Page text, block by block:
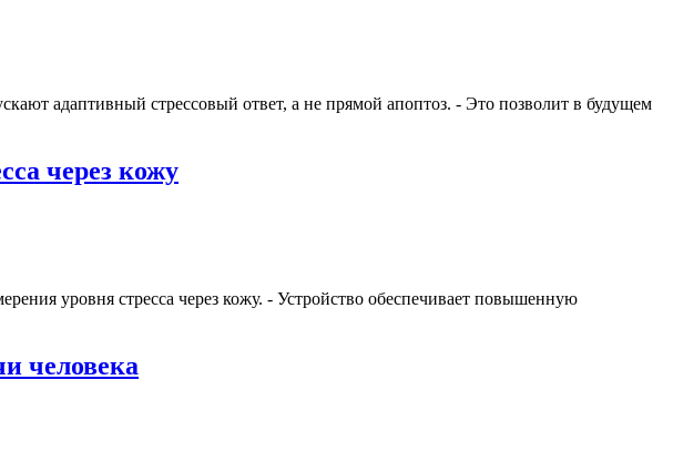
адаптивный стрессовый ответ, а не прямой апоптоз. - Это позволит в будущем
через кожу
уровня стресса через кожу. - Устройство обеспечивает повышенную
человека